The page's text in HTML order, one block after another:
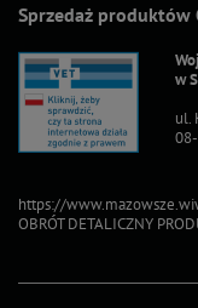
Sprzedaż produktów
w
ul.
https://
OBRÓT DETALICZNY